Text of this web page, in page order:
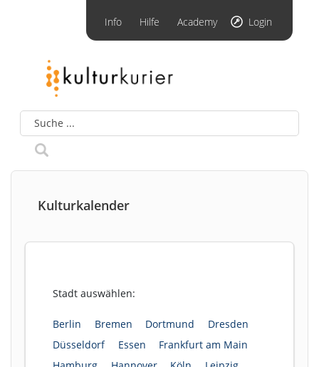
Info Hilfe Academy Login
Kulturkalender
Stadt auswählen:
Berlin Bremen Dortmund
Dresden
Düsseldorf
Essen
Frankfurt am Main